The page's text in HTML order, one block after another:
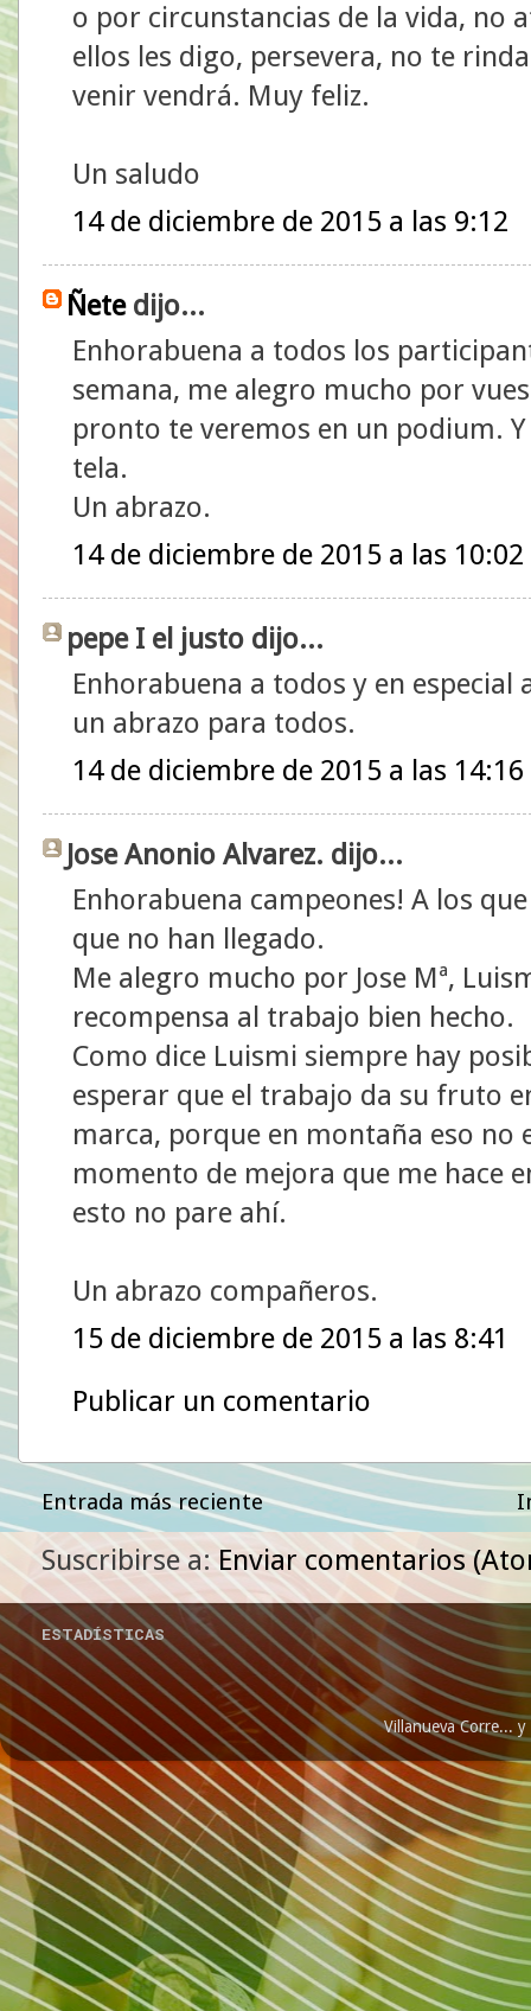
o por circunstancias de la vida, no
ellos les digo, persevera, no te
venir vendrá. Muy feliz.
Un saludo
14 de diciembre de 2015 a las 9:12
Ñetedijo...
Enhorabuena a todos los
semana, me alegro mucho por
pronto te veremos en un podium.
tela.
Un abrazo.
14 de diciembre de 2015 a las 10:02
pepe I el justo dijo...
Enhorabuena a todos y en
un abrazo para todos.
14 de diciembre de 2015 a las 14:16
Jose Anonio Alvarez. dijo...
Enhorabuena campeones! A los
que no han llegado.
Me alegro mucho por Jose Mª,
recompensa al trabajo bien hecho.
Como dice Luismi siempre hay
esperar que el trabajo da su fruto
marca, porque en montaña eso no
momento de mejora que me hace
esto no pare ahí.
Un abrazo compañeros.
15 de diciembre de 2015 a las 8:41
Publicar un comentario
Entrada más reciente
Suscribirse a:Enviar comentarios
ESTADÍSTICAS
Villanueva Corre...